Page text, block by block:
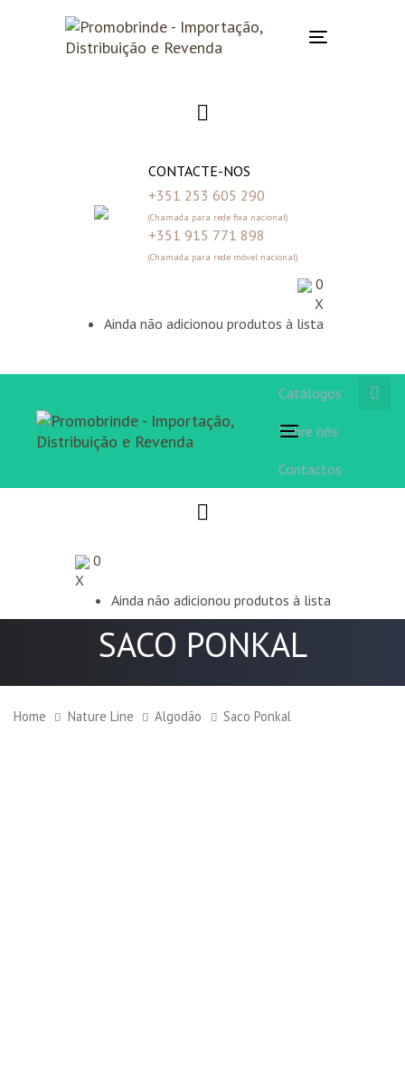
Toggle
CONTACTE-NOS
+351 253 605 290
(Chamada para rede fixa nacional)
+351 915 771 898
(Chamada para rede móvel nacional)
0
X
Ainda não adicionou produtos à lista
Toggle
Catálogos
Sobre nós
Contactos
0
X
Ainda não adicionou produtos à lista
SACO PONKAL
Home Nature Line Algodão Saco Ponkal